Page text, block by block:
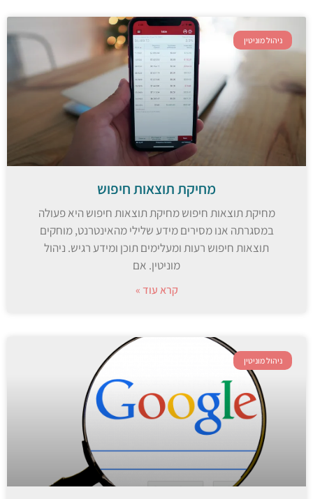
ניהול מוניטין
מחיקת תוצאות חיפוש
מחיקת תוצאות חיפוש מחיקת תוצאות חיפוש היא פעולה
במסגרתה אנו מסירים מידע שלילי מהאינטרנט, מוחקים
תוצאות חיפוש רעות ומעלימים תוכן ומידע רגיש. ניהול
מוניטין. אם
קרא עוד »
ניהול מוניטין